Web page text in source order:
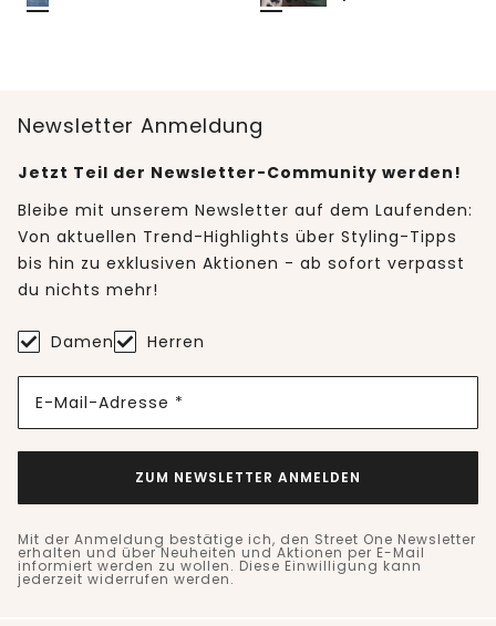
Newsletter Anmeldung
Jetzt Teil der Newsletter-Community werden!
Bleibe mit unserem Newsletter auf dem Laufenden:
Von aktuellen Trend-Highlights über Styling-Tipps
bis hin zu exklusiven Aktionen - ab sofort verpasst
du nichts mehr!
Damen Herren
E-Mail-Adresse *
ZUM NEWSLETTER ANMELDEN
Mit der Anmeldung bestätige ich, den Street One Newsletter
erhalten und über Neuheiten und Aktionen per E-Mail
informiert werden zu wollen. Diese Einwilligung kann
jederzeit widerrufen werden.